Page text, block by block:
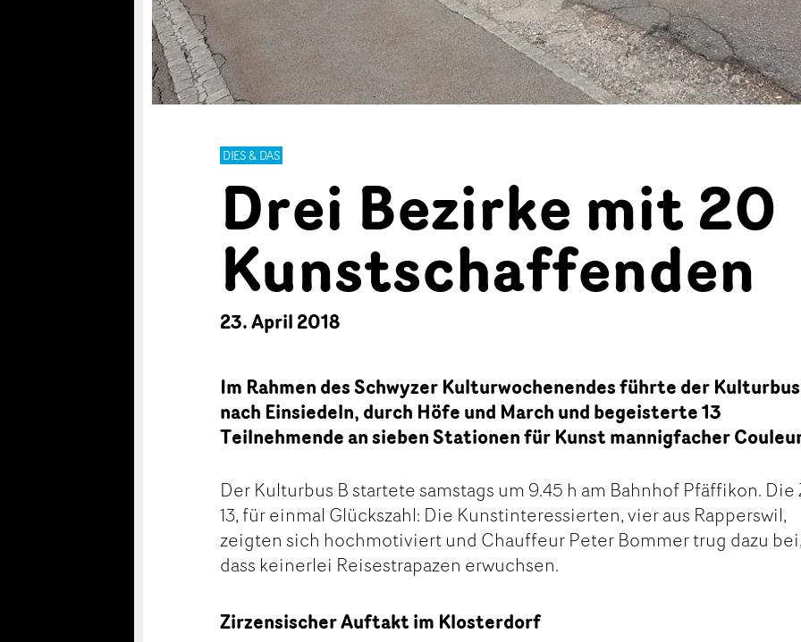
DIES & DAS
Drei Bezirke mit 20
Kunstschaffenden
23. April 2018
Im Rahmen des Schwyzer Kulturwochenendes führte der
nach Einsiedeln, durch Höfe und March und begeisterte 13
Teilnehmende an sieben Stationen für Kunst mannigfacher
Der Kulturbus B startete samstags um 9.45 h am Bahnhof Pfäffikon. Die
13, für einmal Glückszahl: Die Kunstinteressierten, vier aus Rapperswil,
zeigten sich hochmotiviert und Chauffeur Peter Bommer trug dazu bei,
dass keinerlei Reisestrapazen erwuchsen.
Zirzensischer Auftakt im Klosterdorf